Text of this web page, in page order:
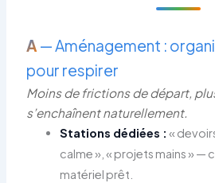
A — Aménagement :
pour respirer
Moins de frictions de départ,
s’enchaînent naturellement.
Stations dédiées : «
calme », « projets mains » —
matériel prêt.